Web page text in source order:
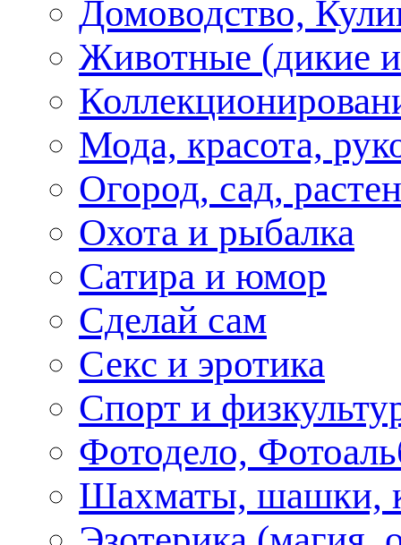
Домоводство,
Животные (дикие
Мода, красота,
Огород, сад,
Охота и рыбалка
Сатира и юмор
Сделай сам
Секс и эротика
Спорт и
Фотодело,
Шахматы, шашки,